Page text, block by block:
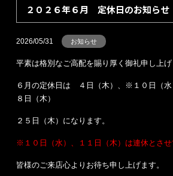
２０２６年６月 定休日のお知らせ
2026/05/31 お知らせ
平素は格別なご高配を賜り厚く御礼申し上げ
６月の定休日は ４日（木）、※１０日（水
８日（木）
２５日（木）になります。
※１０日（水）、１１日（木）は連休とさせ
皆様のご来店心よりお待ち申し上げます。